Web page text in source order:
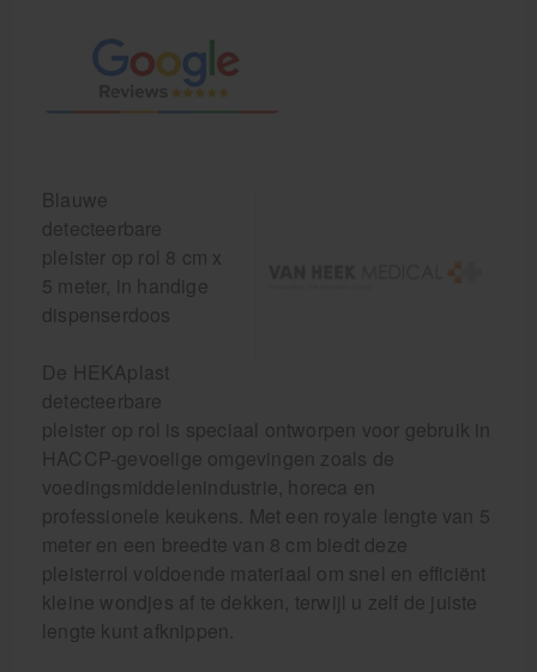
Blauwe
detecteerbare
pleister op rol 8 cm x
5 meter, in handige
dispenserdoos
De HEKAplast
detecteerbare
pleister op rol is speciaal ontworpen voor gebruik in
HACCP-gevoelige omgevingen zoals de
voedingsmiddelenindustrie, horeca en
professionele keukens. Met een royale lengte van 5
meter en een breedte van 8 cm biedt deze
pleisterrol voldoende materiaal om snel en efficiënt
kleine wondjes af te dekken, terwijl u zelf de juiste
lengte kunt afknippen.